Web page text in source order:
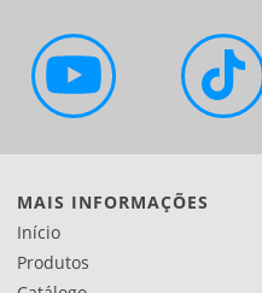
MAIS INFORMAÇÕES
Início
Produtos